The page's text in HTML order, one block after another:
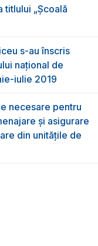
titlului „Şcoală
s-au înscris
naţional de
iulie 2019
necesare pentru
și asigurare
din unitățile de